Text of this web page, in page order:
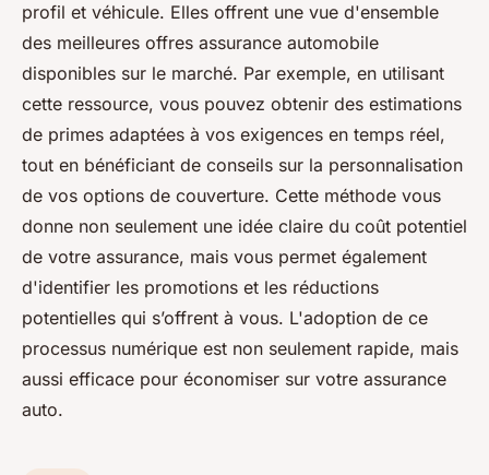
profil et véhicule. Elles offrent une vue d'ensemble
des meilleures offres assurance automobile
disponibles sur le marché. Par exemple, en utilisant
cette ressource, vous pouvez obtenir des estimations
de primes adaptées à vos exigences en temps réel,
tout en bénéficiant de conseils sur la personnalisation
de vos options de couverture. Cette méthode vous
donne non seulement une idée claire du coût potentiel
de votre assurance, mais vous permet également
d'identifier les promotions et les réductions
potentielles qui s’offrent à vous. L'adoption de ce
processus numérique est non seulement rapide, mais
aussi efficace pour économiser sur votre assurance
auto.